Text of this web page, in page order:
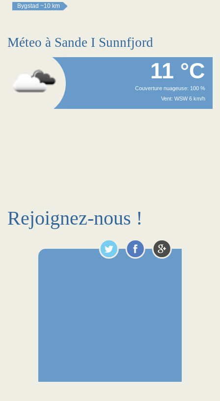
Bygstad ~10 km
Méteo à Sande I Sunnfjord
11 °C
Couverture nuageuse: 100 %
Vent: WSW 6 km/h
Rejoignez-nous !